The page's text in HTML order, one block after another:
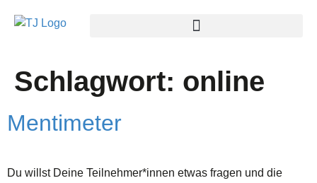
Schlagwort: online
Mentimeter
Du willst Deine Teilnehmer*innen etwas fragen und die